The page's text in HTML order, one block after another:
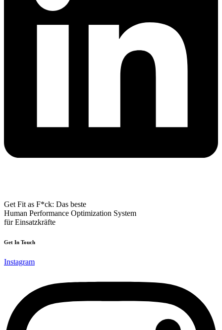
Get Fit as F*ck: Das beste
Human Performance Optimization System
für Einsatzkräfte
Get In Touch
Instagram